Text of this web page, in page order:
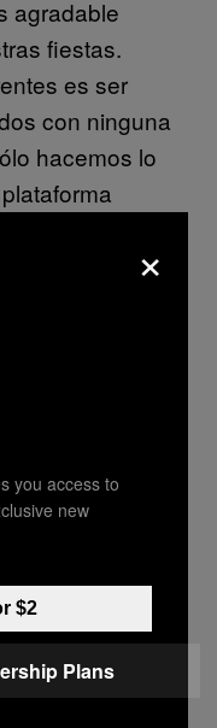
agradable
fiestas.
es ser
con ninguna
hacemos lo
hay actos en
en medio de
música,
con la
gastamos en
para
a la
también
a la
×
you access to
new
$2
Plans